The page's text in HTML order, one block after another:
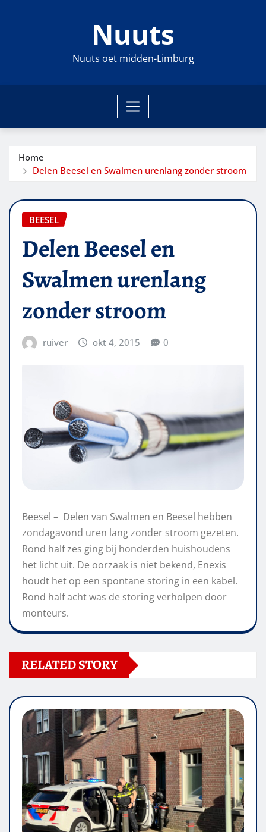
Nuuts
Nuuts oet midden-Limburg
Home
Delen Beesel en Swalmen urenlang zonder stroom
BEESEL
Delen Beesel en
Swalmen urenlang
zonder stroom
ruiver okt 4, 2015 0
Beesel – Delen van Swalmen en Beesel hebben
zondagavond uren lang zonder stroom gezeten.
Rond half zes ging bij honderden huishoudens
het licht uit. De oorzaak is niet bekend, Enexis
houdt het op een spontane storing in een kabel.
Rond half acht was de storing verholpen door
monteurs.
RELATED STORY